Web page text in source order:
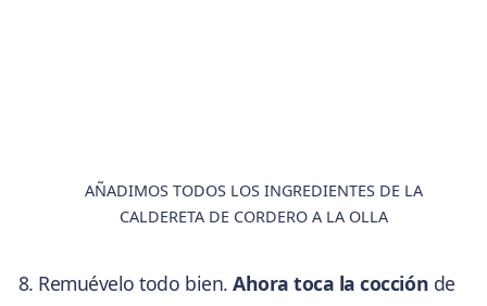
AÑADIMOS TODOS LOS INGREDIENTES DE LA
CALDERETA DE CORDERO A LA OLLA
Remuévelo todo bien.Ahora toca la cocción de